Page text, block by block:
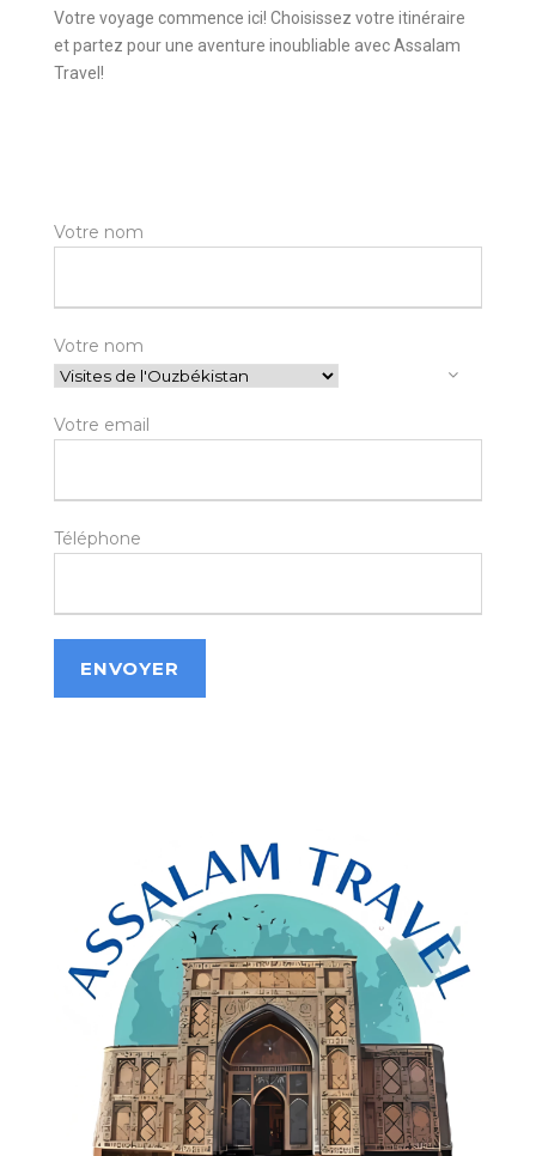
Votre voyage commence ici! Choisissez votre itinéraire
et partez pour une aventure inoubliable avec Assalam
Travel!
Votre nom
Votre nom
Votre email
Téléphone